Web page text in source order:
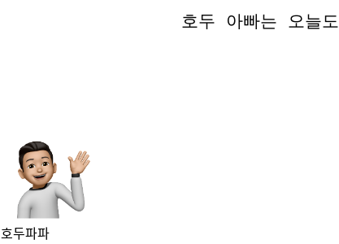
호두 아빠는 오늘
호두 아빠는 오늘
호두파파